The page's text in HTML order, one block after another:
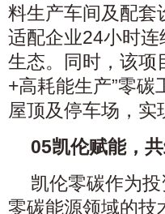
料生产车间及配套
适配企业24小时连
生态。同时，该项
+高耗能生产”零
屋顶及停车场，实
05凯伦赋能，
凯伦零碳作为
零碳能源领域的技